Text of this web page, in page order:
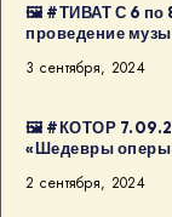
🖼 #ТИВАТ С 6 по
проведение
3 сентября, 2024
🖼 #КОТОР
«Шедевры оперы
2 сентября, 2024